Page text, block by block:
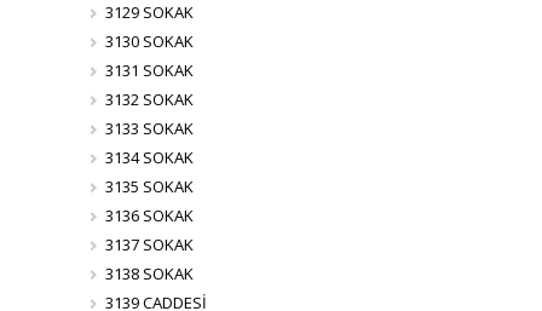
3129 SOKAK
3130 SOKAK
3131 SOKAK
3132 SOKAK
3133 SOKAK
3134 SOKAK
3135 SOKAK
3136 SOKAK
3137 SOKAK
3138 SOKAK
3139 CADDESİ